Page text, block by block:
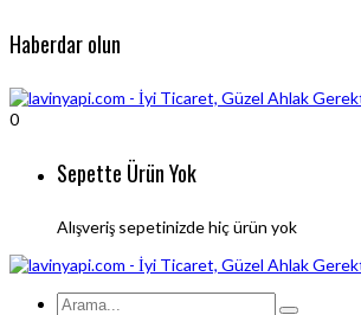
Haberdar olun
0
Sepette Ürün Yok
Alışveriş sepetinizde hiç ürün yok